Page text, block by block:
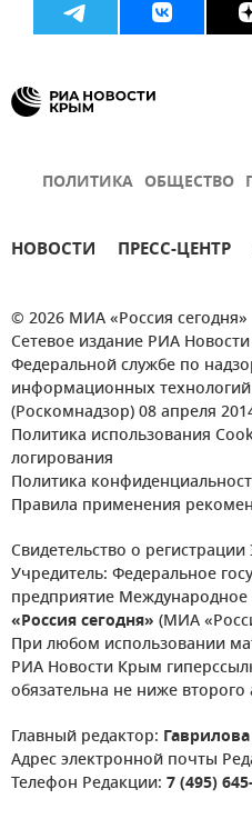
ПОЛИТИКА ОБЩЕСТВО
НОВОСТИ ПРЕСС-ЦЕНТР
© 2026 МИА «Россия сегодня»
Сетевое издание РИА
Федеральной службе по
информационных
(Роскомнадзор) 08 апреля
Политика использования
логирования
Политика
Правила применения
Свидетельство о
Учредитель: Федеральное
предприятие
«Россия сегодня» (МИА
При любом использовании
РИА Новости Крым
обязательна не ниже второго
Главный редактор:
Адрес электронной почты
Телефон Редакции: 7 (495)